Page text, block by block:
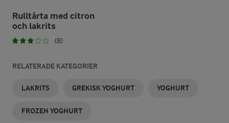
Rulltårta med citron
och lakrits
(8)
RELATERADE KATEGORIER
LAKRITS GREKISK YOGHURT YOGHURT
FROZEN YOGHURT